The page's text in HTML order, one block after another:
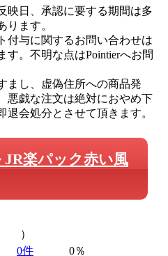
映日、承認に要する期間は多
ります。
付与に関するお問い合わせは
す。不明な点はPointierへお問
まし、虚偽住所への商品発
悪戯な注文は絶対におやめ下
退会処分とさせて頂きます。
JR楽パック赤い風
）
0件
0％